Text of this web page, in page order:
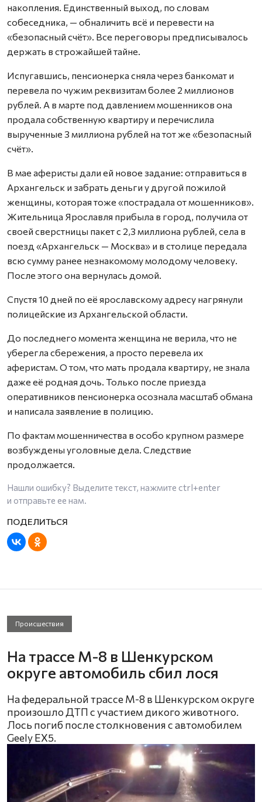
накопления. Единственный выход, по словам
собеседника, — обналичить всё и перевести на
«безопасный счёт». Все переговоры предписывалось
держать в строжайшей тайне.
Испугавшись, пенсионерка сняла через банкомат и
перевела по чужим реквизитам более 2 миллионов
рублей. А в марте под давлением мошенников она
продала собственную квартиру и перечислила
вырученные 3 миллиона рублей на тот же «безопасный
счёт».
В мае аферисты дали ей новое задание: отправиться в
Архангельск и забрать деньги у другой пожилой
женщины, которая тоже «пострадала от мошенников».
Жительница Ярославля прибыла в город, получила от
своей сверстницы пакет с 2,3 миллиона рублей, села в
поезд «Архангельск — Москва» и в столице передала
всю сумму ранее незнакомому молодому человеку.
После этого она вернулась домой.
Спустя 10 дней по её ярославскому адресу нагрянули
полицейские из Архангельской области.
До последнего момента женщина не верила, что не
уберегла сбережения, а просто перевела их
аферистам. О том, что мать продала квартиру, не знала
даже её родная дочь. Только после приезда
оперативников пенсионерка осознала масштаб обмана
и написала заявление в полицию.
По фактам мошенничества в особо крупном размере
возбуждены уголовные дела. Следствие
продолжается.
Нашли ошибку? Выделите текст, нажмите ctrl+enter
и отправьте ее нам.
Происшествия
На трассе М-8 в Шенкурском
округе автомобиль сбил лося
На федеральной трассе М-8 в Шенкурском округе
произошло ДТП с участием дикого животного.
Лось погиб после столкновения с автомобилем
Geely EX5.